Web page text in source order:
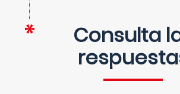
Consulta